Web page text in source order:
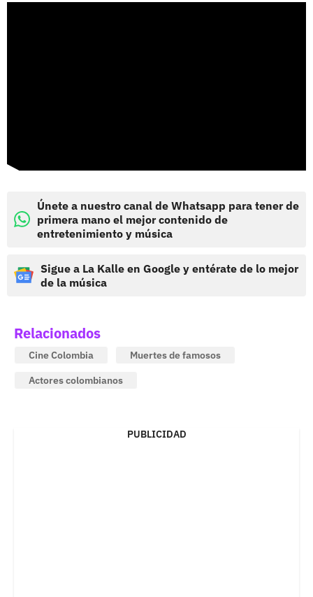
Únete a nuestro canal de Whatsapp para tener de
primera mano el mejor contenido de
entretenimiento y música
Sigue a La Kalle en Google y entérate de lo mejor
de la música
Relacionados
Cine Colombia
Muertes de famosos
Actores colombianos
PUBLICIDAD